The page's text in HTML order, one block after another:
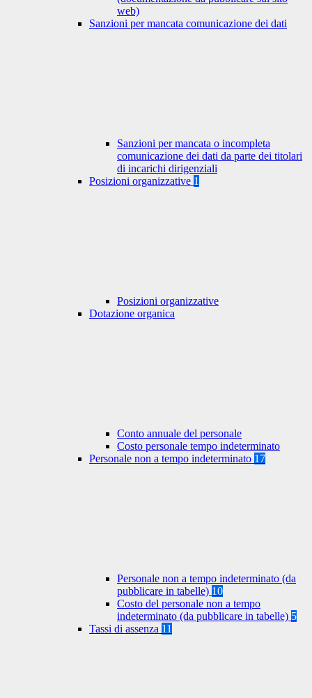
web)
Sanzioni per mancata comunicazione dei dati
Sanzioni per mancata o incompleta
comunicazione dei dati da parte dei titolari
di incarichi dirigenziali
Posizioni organizzative 1
Posizioni organizzative
Dotazione organica
Conto annuale del personale
Costo personale tempo indeterminato
Personale non a tempo indeterminato 17
Personale non a tempo indeterminato (da
pubblicare in tabelle) 10
Costo del personale non a tempo
indeterminato (da pubblicare in tabelle) 5
Tassi di assenza 11